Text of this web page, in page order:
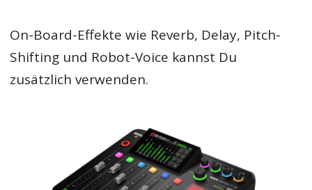
On-Board-Effekte wie Reverb, Delay, Pitch-
Shifting und Robot-Voice kannst Du
zusätzlich verwenden.